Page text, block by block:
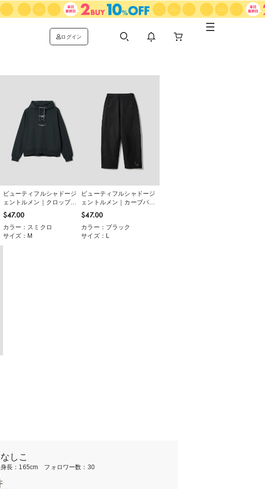
ログイン
ビューティフルシャドージ
ェントルメン｜クロップド
パーカー
$‌47.00
カラー：スミクロ
サイズ：M
ビューティフルシャドージ
ェントルメン｜カーブパン
ツ
$‌47.00
カラー：ブラック
サイズ：L
なしこ
身長：165cm フォロワー数：30
-